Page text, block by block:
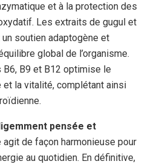
et à la protection des
Les extraits de gugul et
un soutien adaptogène et
global de l’organisme.
B6, B9 et B12 optimise le
la vitalité, complétant ainsi
pensée et
agit de façon harmonieuse pour
au quotidien. En définitive,